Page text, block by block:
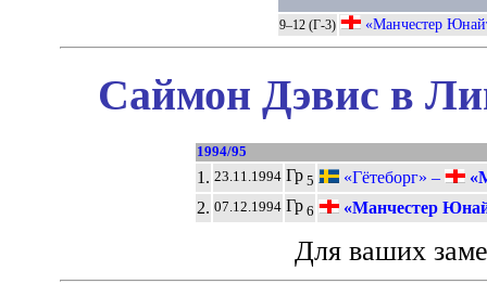
9–12 (Г-3) «Манчестер
Саймон Дэвис в
1994/95
1. 23.11.1994 Гр 5 «Гётеборг» –
2. 07.12.1994 Гр 6 «Манчестер
Для ваших